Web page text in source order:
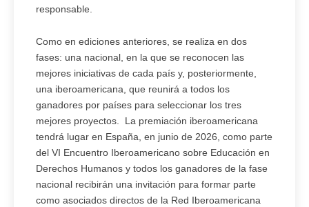
responsable.
Como en ediciones anteriores, se realiza en dos
fases: una nacional, en la que se reconocen las
mejores iniciativas de cada país y, posteriormente,
una iberoamericana, que reunirá a todos los
ganadores por países para seleccionar los tres
mejores proyectos. La premiación iberoamericana
tendrá lugar en España, en junio de 2026, como parte
del VI Encuentro Iberoamericano sobre Educación en
Derechos Humanos y todos los ganadores de la fase
nacional recibirán una invitación para formar parte
como asociados directos de la Red Iberoamericana